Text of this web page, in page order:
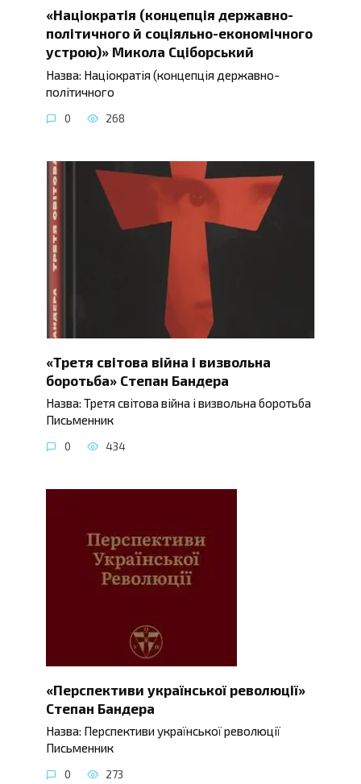
«Націократія (концепція державно-
політичного й соціяльно-економічного
устрою)» Микола Сціборський
Назва: Націократія (концепція державно-
політичного
0 268
«Третя світова війна і визвольна
боротьба» Степан Бандера
Назва: Третя світова війна і визвольна боротьба
Письменник
0 434
«Перспективи української революції»
Степан Бандера
Назва: Перспективи української революції
Письменник
0 273